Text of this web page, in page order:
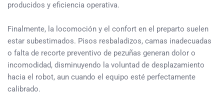
producidos y eficiencia operativa.
Finalmente, la locomoción y el confort en el preparto suelen
estar subestimados. Pisos resbaladizos, camas inadecuadas
o falta de recorte preventivo de pezuñas generan dolor o
incomodidad, disminuyendo la voluntad de desplazamiento
hacia el robot, aun cuando el equipo esté perfectamente
calibrado.